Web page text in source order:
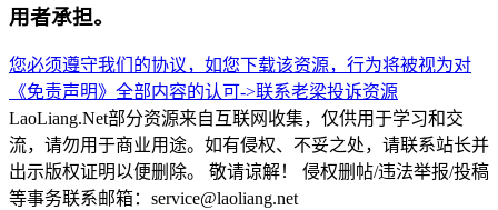
用者承担。
您必须遵守我们的协议，如您下载该资源，行为将被视为对
《免责声明》全部内容的认可->联系老梁投诉资源
LaoLiang.Net部分资源来自互联网收集，仅供用于学习和交
流，请勿用于商业用途。如有侵权、不妥之处，请联系站长并
出示版权证明以便删除。 敬请谅解！ 侵权删帖/违法举报/投稿
等事务联系邮箱：service@laoliang.net